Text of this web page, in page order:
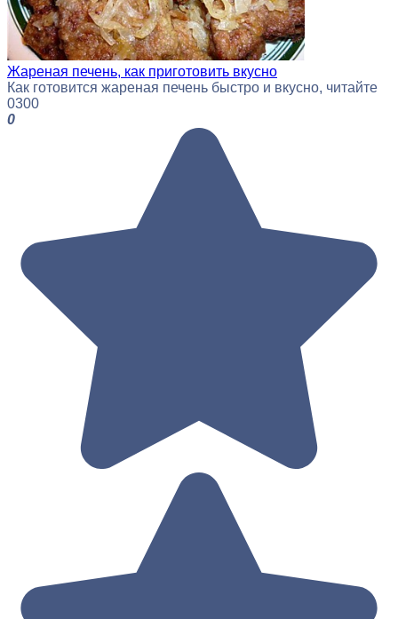
Жареная печень, как приготовить вкусно
Как готовится жареная печень быстро и вкусно, читайте
0300
0